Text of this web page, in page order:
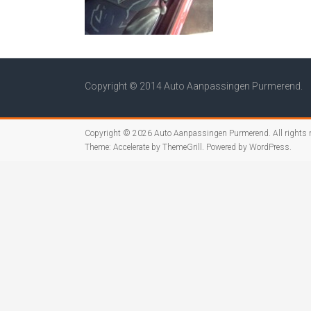
Copyright © 2014 Auto Aanpassingen Purmerend.
Copyright © 2026 Auto Aanpassingen Purmerend. All rights
Theme: Accelerate by ThemeGrill. Powered by WordPress.